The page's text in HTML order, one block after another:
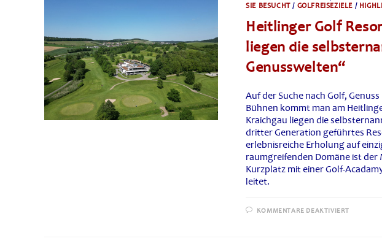
IN
SIE BESUCHT/ GOLFREISEZIELE /
Heitlinger Golf
liegen die
Genusswelten“
Auf der Suche nach Golf,
Bühnen kommt man am
Kraichgau liegen die
dritter Generation geführtes
erlebnisreiche Erholung auf
raumgreifenden Domäne ist der
Kurzplatz mit einer Golf-
leitet.
KOMMENTARE DEAKTIVIERT